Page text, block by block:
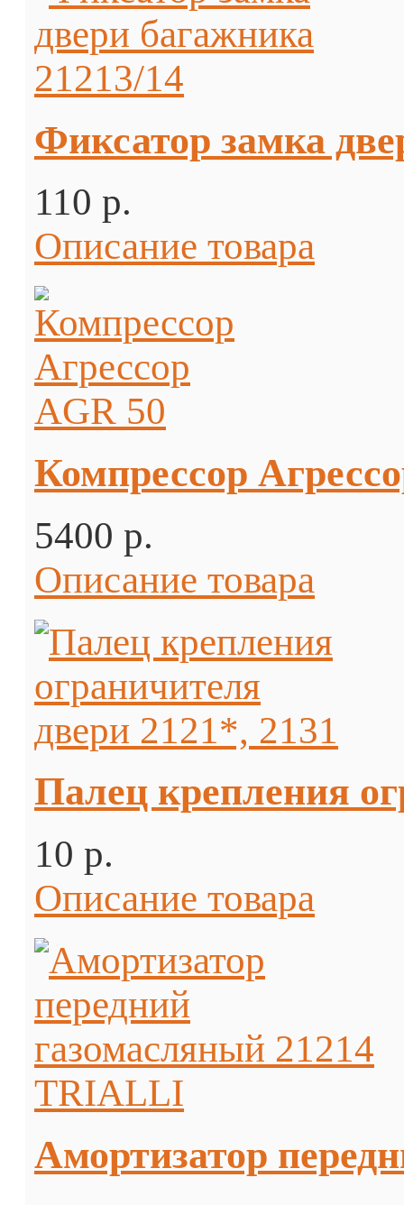
Фиксатор замка
110 p.
Описание товара
Компрессор
5400 p.
Описание товара
Палец крепления
10 p.
Описание товара
Амортизатор